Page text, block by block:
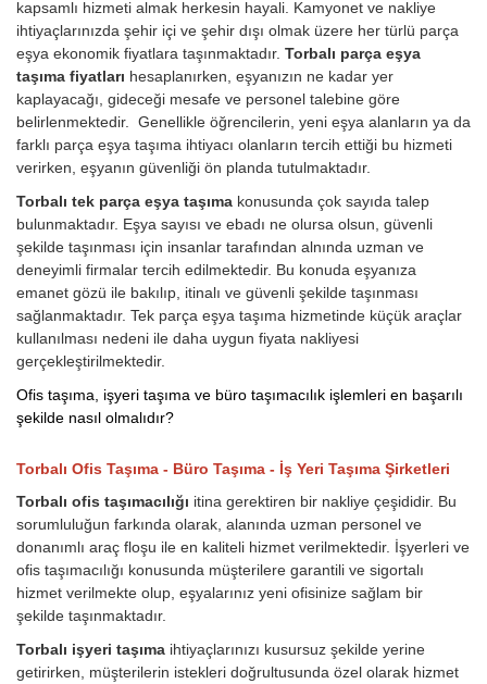
kapsamlı hizmeti almak herkesin hayali. Kamyonet ve nakliye
ihtiyaçlarınızda şehir içi ve şehir dışı olmak üzere her türlü parça
eşya ekonomik fiyatlara taşınmaktadır. Torbalı parça eşya
taşıma fiyatları hesaplanırken, eşyanızın ne kadar yer
kaplayacağı, gideceği mesafe ve personel talebine göre
belirlenmektedir. Genellikle öğrencilerin, yeni eşya alanların ya da
farklı parça eşya taşıma ihtiyacı olanların tercih ettiği bu hizmeti
verirken, eşyanın güvenliği ön planda tutulmaktadır.
Torbalı tek parça eşya taşıma konusunda çok sayıda talep
bulunmaktadır. Eşya sayısı ve ebadı ne olursa olsun, güvenli
şekilde taşınması için insanlar tarafından alnında uzman ve
deneyimli firmalar tercih edilmektedir. Bu konuda eşyanıza
emanet gözü ile bakılıp, itinalı ve güvenli şekilde taşınması
sağlanmaktadır. Tek parça eşya taşıma hizmetinde küçük araçlar
kullanılması nedeni ile daha uygun fiyata nakliyesi
gerçekleştirilmektedir.
Ofis taşıma, işyeri taşıma ve büro taşımacılık işlemleri en başarılı
şekilde nasıl olmalıdır?
Torbalı Ofis Taşıma - Büro Taşıma - İş Yeri Taşıma Şirketleri
Torbalı ofis taşımacılığı itina gerektiren bir nakliye çeşididir. Bu
sorumluluğun farkında olarak, alanında uzman personel ve
donanımlı araç floşu ile en kaliteli hizmet verilmektedir. İşyerleri ve
ofis taşımacılığı konusunda müşterilere garantili ve sigortalı
hizmet verilmekte olup, eşyalarınız yeni ofisinize sağlam bir
şekilde taşınmaktadır.
Torbalı işyeri taşıma ihtiyaçlarınızı kusursuz şekilde yerine
getirirken, müşterilerin istekleri doğrultusunda özel olarak hizmet